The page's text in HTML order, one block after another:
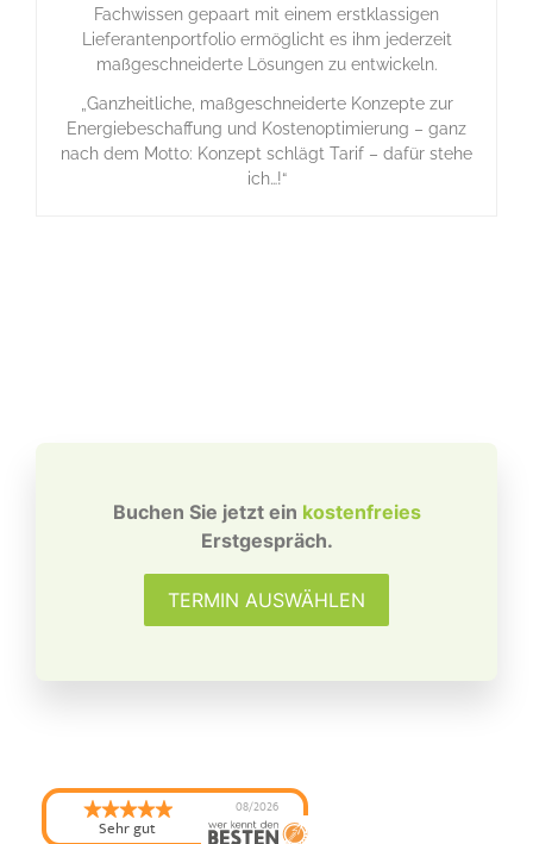
Fachwissen gepaart mit einem erstklassigen
Lieferantenportfolio ermöglicht es ihm jederzeit
maßgeschneiderte Lösungen zu entwickeln.
„Ganzheitliche, maßgeschneiderte Konzepte zur
Energiebeschaffung und Kostenoptimierung – ganz
nach dem Motto: Konzept schlägt Tarif – dafür stehe
ich…!“
Buchen Sie jetzt ein kostenfreies
Erstgespräch.
TERMIN AUSWÄHLEN
Sehr gut
08/2026